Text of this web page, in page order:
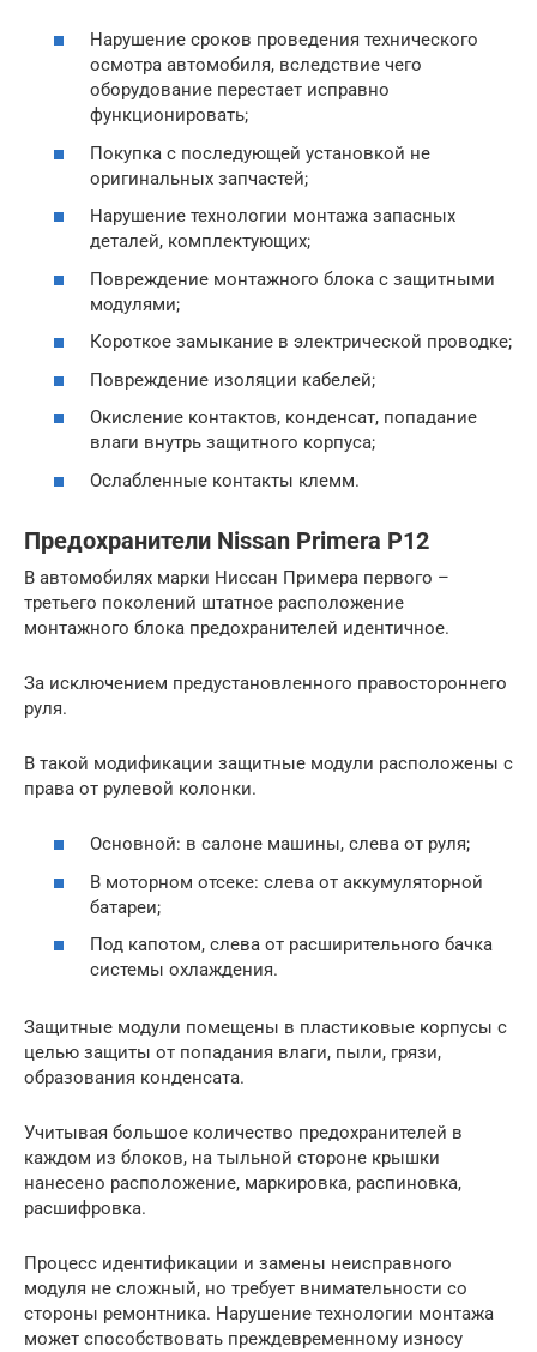
Нарушение сроков проведения технического
осмотра автомобиля, вследствие чего
оборудование перестает исправно
функционировать;
Покупка с последующей установкой не
оригинальных запчастей;
Нарушение технологии монтажа запасных
деталей, комплектующих;
Повреждение монтажного блока с защитными
модулями;
Короткое замыкание в электрической проводке;
Повреждение изоляции кабелей;
Окисление контактов, конденсат, попадание
влаги внутрь защитного корпуса;
Ослабленные контакты клемм.
Предохранители Nissan Primera P12
В автомобилях марки Ниссан Примера первого –
третьего поколений штатное расположение
монтажного блока предохранителей идентичное.
За исключением предустановленного правостороннего
руля.
В такой модификации защитные модули расположены с
права от рулевой колонки.
Основной: в салоне машины, слева от руля;
В моторном отсеке: слева от аккумуляторной
батареи;
Под капотом, слева от расширительного бачка
системы охлаждения.
Защитные модули помещены в пластиковые корпусы с
целью защиты от попадания влаги, пыли, грязи,
образования конденсата.
Учитывая большое количество предохранителей в
каждом из блоков, на тыльной стороне крышки
нанесено расположение, маркировка, распиновка,
расшифровка.
Процесс идентификации и замены неисправного
модуля не сложный, но требует внимательности со
стороны ремонтника. Нарушение технологии монтажа
может способствовать преждевременному износу